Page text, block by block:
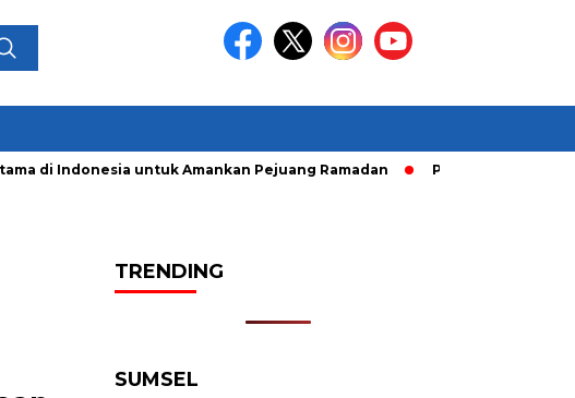
di Indonesia untuk Amankan Pejuang Ramadan Pelaku Curanmor
TRENDING
SUMSEL